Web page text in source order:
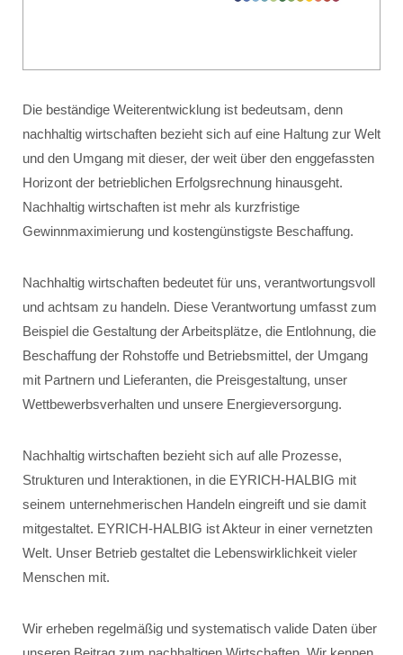
Die beständige Weiterentwicklung ist bedeutsam, denn
nachhaltig wirtschaften bezieht sich auf eine Haltung zur Welt
und den Umgang mit dieser, der weit über den enggefassten
Horizont der betrieblichen Erfolgsrechnung hinausgeht.
Nachhaltig wirtschaften ist mehr als kurzfristige
Gewinnmaximierung und kostengünstigste Beschaffung.
Nachhaltig wirtschaften bedeutet für uns, verantwortungsvoll
und achtsam zu handeln. Diese Verantwortung umfasst zum
Beispiel die Gestaltung der Arbeitsplätze, die Entlohnung, die
Beschaffung der Rohstoffe und Betriebsmittel, der Umgang
mit Partnern und Lieferanten, die Preisgestaltung, unser
Wettbewerbsverhalten und unsere Energieversorgung.
Nachhaltig wirtschaften bezieht sich auf alle Prozesse,
Strukturen und Interaktionen, in die EYRICH-HALBIG mit
seinem unternehmerischen Handeln eingreift und sie damit
mitgestaltet. EYRICH-HALBIG ist Akteur in einer vernetzten
Welt. Unser Betrieb gestaltet die Lebenswirklichkeit vieler
Menschen mit.
Wir erheben regelmäßig und systematisch valide Daten über